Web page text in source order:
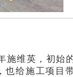
施维英，初始
给施工项目